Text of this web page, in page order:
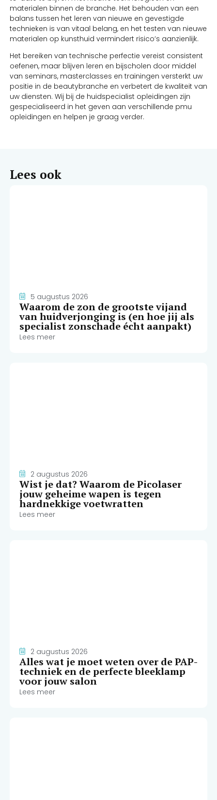
materialen binnen de branche. Het behouden van een
balans tussen het leren van nieuwe en gevestigde
technieken is van vitaal belang, en het testen van nieuwe
materialen op kunsthuid vermindert risico’s aanzienlijk.
Het bereiken van technische perfectie vereist consistent
oefenen, maar blijven leren en bijscholen door middel
van seminars, masterclasses en trainingen versterkt uw
positie in de beautybranche en verbetert de kwaliteit van
uw diensten. Wij bij de huidspecialist opleidingen zijn
gespecialiseerd in het geven aan verschillende pmu
opleidingen en helpen je graag verder.
Lees ook
5 augustus 2026
Waarom de zon de grootste vijand
van huidverjonging is (en hoe jij als
specialist zonschade écht aanpakt)
Lees meer
2 augustus 2026
Wist je dat? Waarom de Picolaser
jouw geheime wapen is tegen
hardnekkige voetwratten
Lees meer
2 augustus 2026
Alles wat je moet weten over de PAP-
techniek en de perfecte bleeklamp
voor jouw salon
Lees meer